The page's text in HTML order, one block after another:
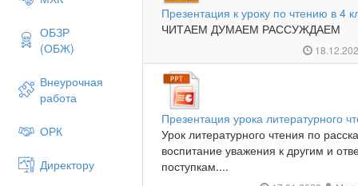
ОБЗР
(ОБЖ)
Внеурочная
работа
ОРК
Директору
Презентация к уроку по чтению в 4
ЧИТАЕМ ДУМАЕМ РАССУЖДАЕМ
Презентация урока литературного
Урок литературного чтения по
воспитание уважения к другим и
поступкам....